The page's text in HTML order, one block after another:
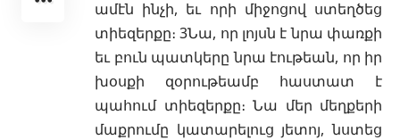
ամէն ինչի, եւ որի միջոցով ստեղծեց
տիեզերքը։ 3Նա, որ լոյսն է նրա փառքի
եւ բուն պատկերը նրա էութեան, որ իր
խօսքի զօրութեամբ հաստատ է
պահում տիեզերքը։ Նա մեր մեղքերի
մաքրումը կատարելուց յետոյ, նստեց